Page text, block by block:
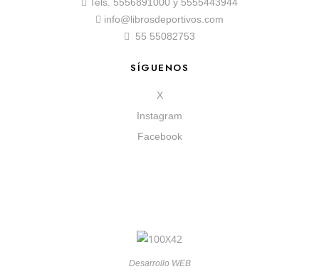
info@librosdeportivos.com
55 55082753
SÍGUENOS
X
Instagram
Facebook
Desarrollo WEB